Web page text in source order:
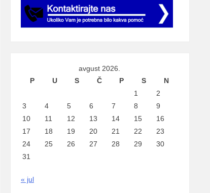
avgust 2026.
P
U S Č P S
N
1
2
3
4 5 6 7 8
9
10
11 12 13 14 15
16
17
18 19 20 21 22
23
24
25 26 27 28 29
30
31
« jul